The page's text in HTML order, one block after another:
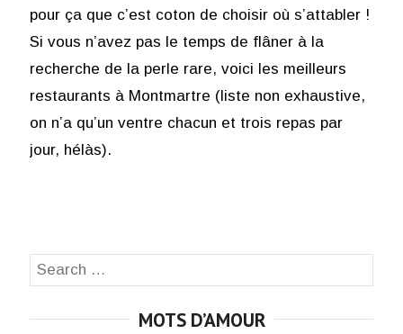
pour ça que c’est coton de choisir où s’attabler !
Si vous n’avez pas le temps de flâner à la
recherche de la perle rare, voici les meilleurs
restaurants à Montmartre (liste non exhaustive,
on n’a qu’un ventre chacun et trois repas par
jour, hélàs).
Search
MOTS D’AMOUR